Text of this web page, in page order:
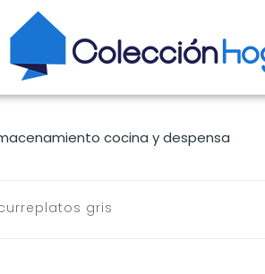
cocina y despensa
gris